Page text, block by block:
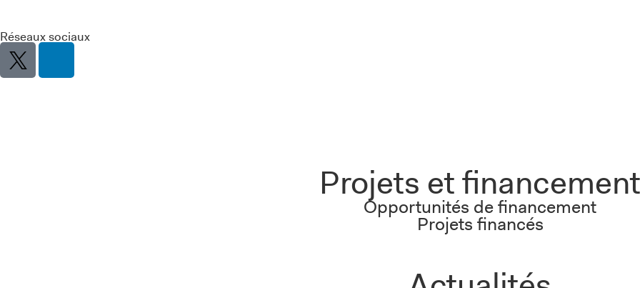
Réseaux sociaux
Projets et financement
Opportunités de financement
Projets financés